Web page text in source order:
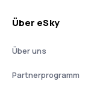
Über eSky
Über uns
Partnerprogramm